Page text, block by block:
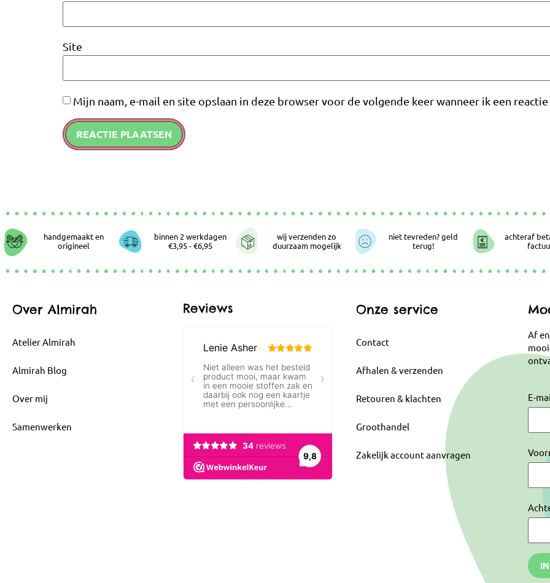
Site
Mijn naam, e-mail en site opslaan in deze browser voor de volgende keer wanneer ik een
handgemaakt en
origineel
binnen 2 werkdagen
€3,95 - €6,95
wij verzenden zo
duurzaam mogelijk
niet tevreden? geld
terug!
achteraf
Over Almirah
Atelier Almirah
Almirah Blog
Over mij
Samenwerken
Reviews Onze service
Contact
Afhalen & verzenden
Retouren & klachten
Groothandel
Zakelijk account aanvragen
Af
E-